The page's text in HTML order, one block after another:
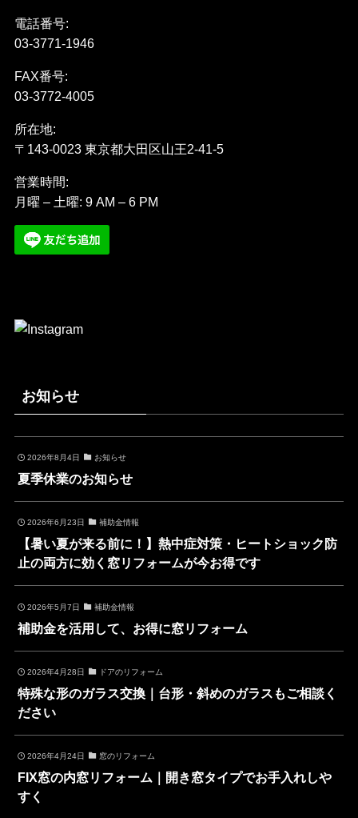
電話番号:
03-3771-1946
FAX番号:
03-3772-4005
所在地:
〒143-0023 東京都大田区山王2-41-5
営業時間:
月曜 – 土曜: 9 AM – 6 PM
お知らせ
2026年8月4日 お知らせ
夏季休業のお知らせ
2026年6月23日 補助金情報
【暑い夏が来る前に！】熱中症対策・ヒートショック防
止の両方に効く窓リフォームが今お得です
2026年5月7日 補助金情報
補助金を活用して、お得に窓リフォーム
2026年4月28日 ドアのリフォーム
特殊な形のガラス交換｜台形・斜めのガラスもご相談く
ださい
2026年4月24日 窓のリフォーム
FIX窓の内窓リフォーム｜開き窓タイプでお手入れしや
すく